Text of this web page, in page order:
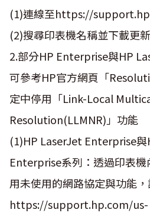
(1)連線至https://
(2)搜尋印表機名稱並下載更新
2.部分HP Enterprise與HP
可參考HP官方網頁「
定中停用「Link-Local
Resolution(LLMNR)」功能
(1)HP LaserJet Enterprise與
Enterprise系列：透過印表
用未使用的網路協定與功能
https://support.hp.com/us-